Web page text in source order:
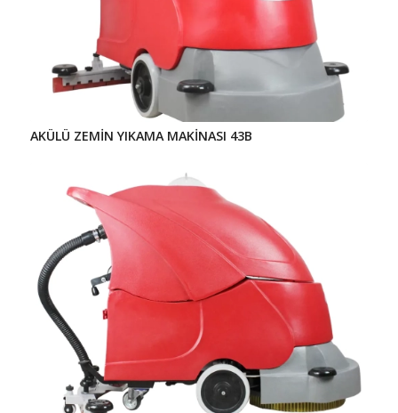
AKÜLÜ ZEMİN YIKAMA MAKİNASI 43B